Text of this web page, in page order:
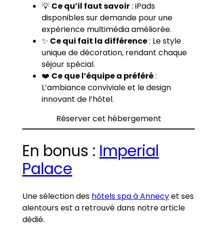
💡 Ce qu’il faut savoir: iPads
disponibles sur demande pour une
expérience multimédia améliorée.
✨ Ce qui fait la différence: Le style
unique de décoration, rendant chaque
séjour spécial.
❤️ Ce que l’équipe a préféré:
L’ambiance conviviale et le design
innovant de l’hôtel.
Réserver cet hébergement
En bonus : Imperial
Palace
Une sélection des hôtels spa à Annecyet ses
alentours est a retrouvé dans notre article
dédié.